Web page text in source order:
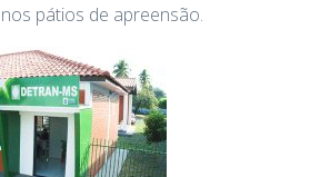
pátios de apreensão.